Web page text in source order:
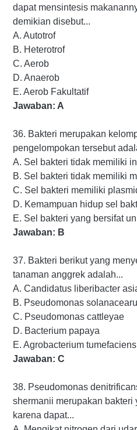
dapat mensintesis
demikian disebut...
A. Autotrof
B. Heterotrof
C. Aerob
D. Anaerob
E. Aerob Fakultatif
Jawaban: A
36. Bakteri merupakan
pengelompokan tersebut
A. Sel bakteri tidak memiliki
B. Sel bakteri tidak memiliki
C. Sel bakteri memiliki
D. Kemampuan hidup sel
E. Sel bakteri yang bersifat
Jawaban: B
37. Bakteri berikut yang
tanaman anggrek adalah...
A. Candidatus liberibacter
B. Pseudomonas
C. Pseudomonas cattleyae
D. Bacterium papaya
E. Agrobacterium tumefaciens
Jawaban: C
38. Pseudomonas
shermanii merupakan bakteri
karena dapat...